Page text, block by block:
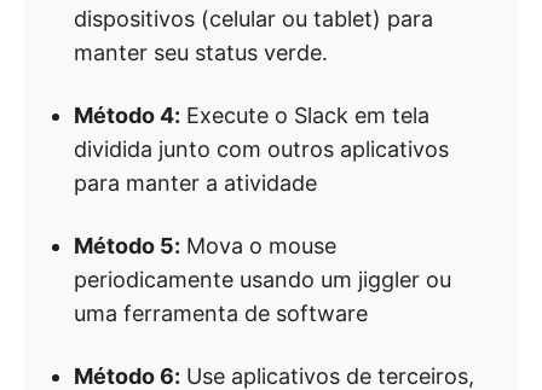
dispositivos (celular ou tablet) para
manter seu status verde.
Método 4: Execute o Slack em tela
dividida junto com outros aplicativos
para manter a atividade
Método 5: Mova o mouse
periodicamente usando um jiggler ou
uma ferramenta de software
Método 6: Use aplicativos de terceiros,